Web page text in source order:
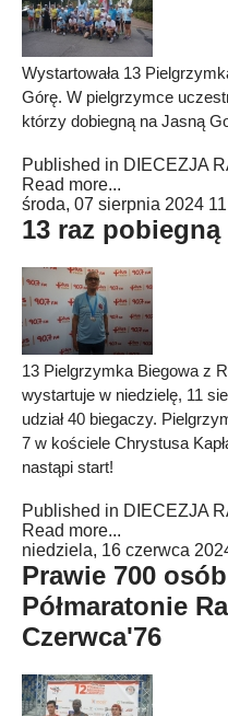
Wystartowała 13
Górę. W pielgrzymce
którzy dobiegną na Jasną
Published in DIECEZJA
Read more...
środa, 07 sierpnia 2024
13 raz
13 Pielgrzymka Biegowa z
wystartuje w niedzielę, 11
udział 40 biegaczy.
7 w kościele Chrystusa
nastąpi start!
Published in DIECEZJA
Read more...
niedziela, 16 czerwca
Prawie 700
Półmaratonie
Czerwca'76